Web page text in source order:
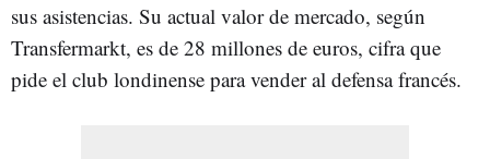
sus asistencias. Su actual valor de mercado, según
Transfermarkt, es de 28 millones de euros, cifra que
pide el club londinense para vender al defensa francés.